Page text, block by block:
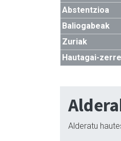
Abstentzioa
Baliogabeak
Zuriak
Hautagai-
Alderatu